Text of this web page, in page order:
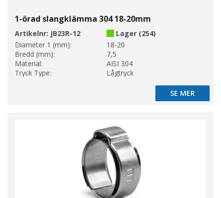
1-örad slangklämma 304 18-20mm
Artikelnr: JB23R-12
Lager (254)
Diameter 1 (mm):
18-20
Bredd (mm):
7,5
Material:
AISI 304
Tryck Type:
Lågtryck
SE MER
SE MER